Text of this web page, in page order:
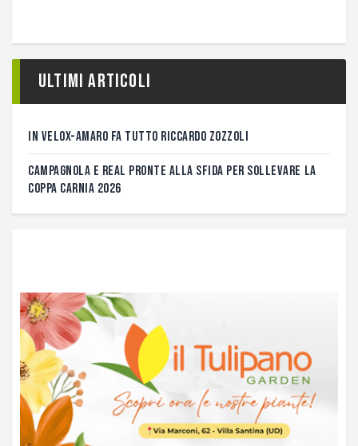
Ultimi articoli
IN VELOX-AMARO FA TUTTO RICCARDO ZOZZOLI
CAMPAGNOLA E REAL PRONTE ALLA SFIDA PER SOLLEVARE LA
COPPA CARNIA 2026